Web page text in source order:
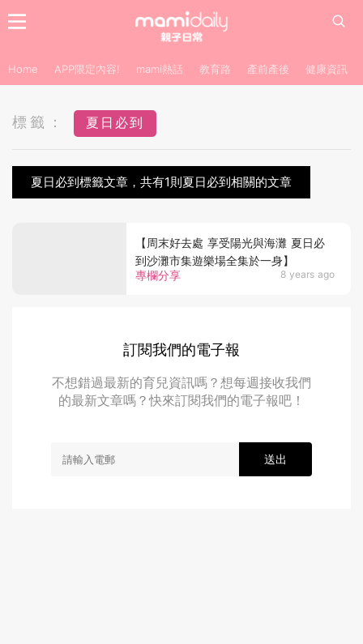
Home APP限定內容! mami熱話 教育路 產前產後 健康資訊
標籤： 夏日必到
夏日必到標籤文章，共有1則夏日必到相關的文章
專欄分享 8 years ago
【周末好去處 享受陽光與海灘 夏日必
到沙灘市集遊樂場全集於一身】
訂閱我們的電子報
不想錯過最新的育兒資訊嗎？想每週接收我們
的最新文章嗎？快來訂閱我們的電子報吧！
送出